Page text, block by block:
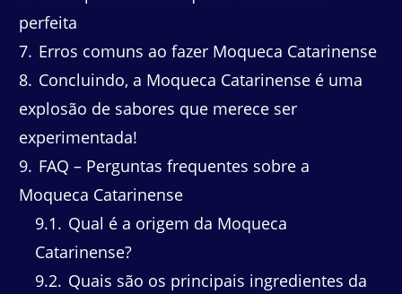
perfeita
7 Erros comuns ao fazer Moqueca Catarinense
8 Concluindo, a Moqueca Catarinense é uma
explosão de sabores que merece ser
experimentada!
9 FAQ – Perguntas frequentes sobre a
Moqueca Catarinense
9.1
Qual é a origem da Moqueca
Catarinense?
9.2 Quais são os principais ingredientes da